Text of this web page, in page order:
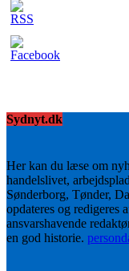
Sydnyt.dk
Her kan du læse om
handelslivet,
Sønderborg, Tønder,
opdateres og redigeres
ansvarshavende
en god historie.